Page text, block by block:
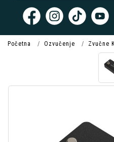
Početna Ozvučenje Zvučne